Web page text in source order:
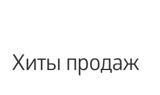
Хиты продаж